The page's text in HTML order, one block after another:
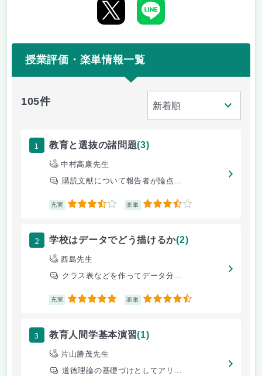
授業評価・楽単情報一覧
105件
1 教育と選抜の諸問題(3)
中村高康先生
購読文献について報告者が論点...
充実 3.5 楽単 3.5
2 学校はデータでどう描けるか(2)
西島先生
クラス表などを作ってデータ分...
充実 5 楽単 4.5
3 教育人間学基本演習(1)
片山勝茂先生
道徳理論の基礎づけとしてアリ...